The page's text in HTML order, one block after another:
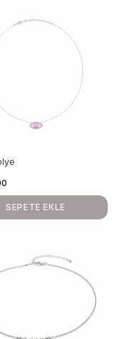
SEPETE EKLE